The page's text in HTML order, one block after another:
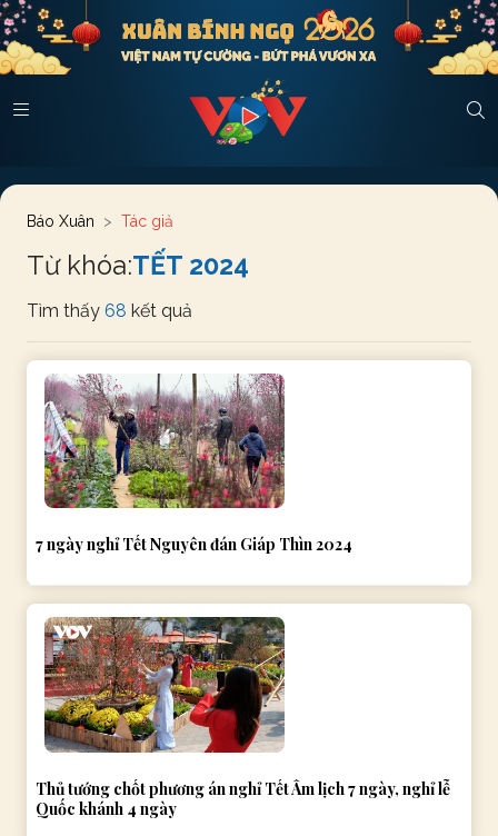
Báo Xuân Tác giả
Từ khóa:TẾT 2024
Tìm thấy 68 kết quả
7 ngày nghỉ Tết Nguyên đán Giáp Thìn 2024
Thủ tướng chốt phương án nghỉ Tết Âm lịch 7 ngày, nghỉ lễ
Quốc khánh 4 ngày